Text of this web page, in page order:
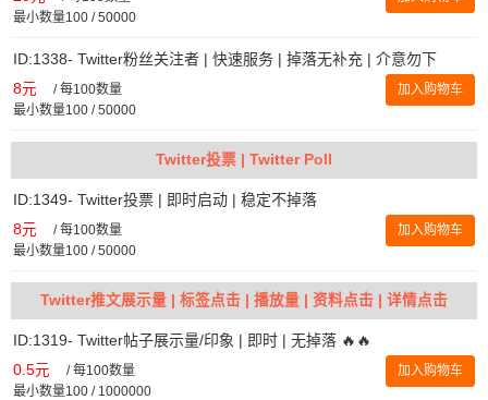
最小数量100 / 50000
ID:1338- Twitter粉丝关注者 | 快速服务 | 掉落无补充 | 介意勿下
8元 /每100数量
最小数量100 / 50000
加入购物车
Twitter投票 | Twitter Poll
ID:1349- Twitter投票 | 即时启动 | 稳定不掉落
8元 /每100数量
最小数量100 / 50000
加入购物车
Twitter推文展示量 | 标签点击 | 播放量 | 资料点击 | 详情点击
ID:1319- Twitter帖子展示量/印象 | 即时 | 无掉落 🔥🔥
0.5元 /每100数量
最小数量100 / 1000000
加入购物车